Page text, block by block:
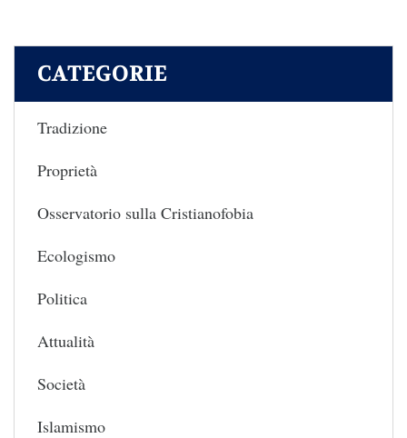
CATEGORIE
Tradizione
Proprietà
Osservatorio sulla Cristianofobia
Ecologismo
Politica
Attualità
Società
Islamismo